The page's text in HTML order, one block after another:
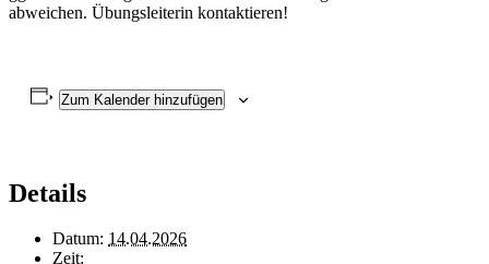
abweichen. Übungsleiterin kontaktieren!
Zum Kalender hinzufügen
Details
Datum: 14.04.2026
Zeit: